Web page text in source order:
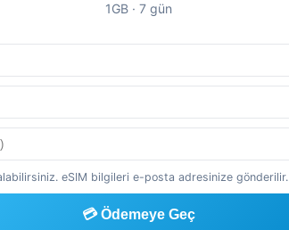
1GB · 7 gün
eSIM bilgileri e-posta adresinize gönderilir.
💳 Ödemeye Geç